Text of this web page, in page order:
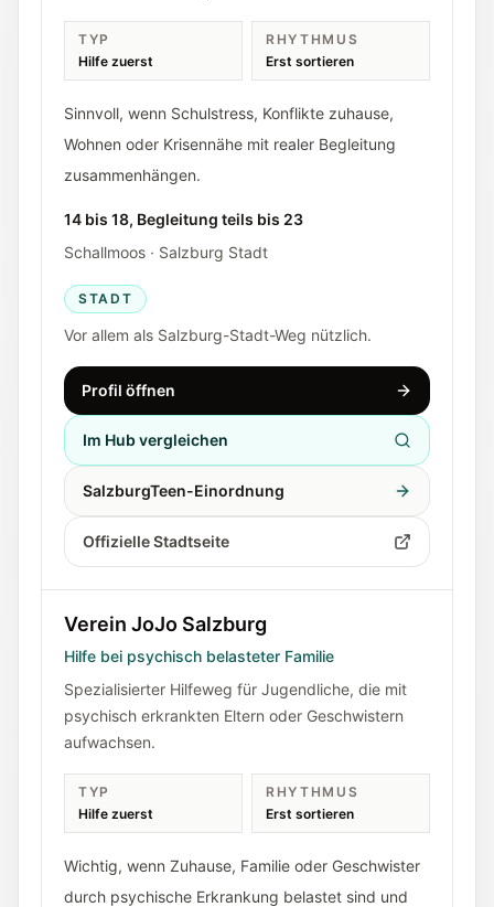
TYP
Hilfe zuerst
RHYTHMUS
Erst sortieren
Sinnvoll, wenn Schulstress, Konflikte zuhause,
Wohnen oder Krisennähe mit realer Begleitung
zusammenhängen.
14 bis 18, Begleitung teils bis 23
Schallmoos · Salzburg Stadt
STADT
Vor allem als Salzburg-Stadt-Weg nützlich.
Profil öffnen
Im Hub vergleichen
SalzburgTeen-Einordnung
Offizielle Stadtseite
Verein JoJo Salzburg
Hilfe bei psychisch belasteter Familie
Spezialisierter Hilfeweg für Jugendliche, die mit
psychisch erkrankten Eltern oder Geschwistern
aufwachsen.
TYP
Hilfe zuerst
RHYTHMUS
Erst sortieren
Wichtig, wenn Zuhause, Familie oder Geschwister
durch psychische Erkrankung belastet sind und